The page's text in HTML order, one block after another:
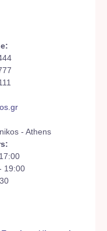
- Athens
19:00